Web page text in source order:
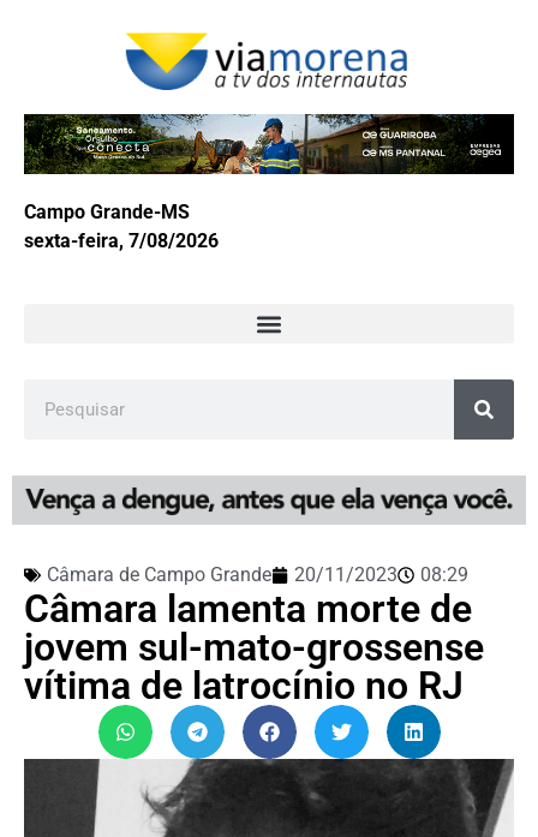
Campo Grande-MS
sexta-feira, 7/08/2026
Câmara de Campo Grande 20/11/2023 08:29
Câmara lamenta morte de
jovem sul-mato-grossense
vítima de latrocínio no RJ